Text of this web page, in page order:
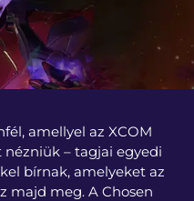
amellyel az XCOM
– tagjai egyedi
bírnak, amelyeket az
majd meg. A Chosen